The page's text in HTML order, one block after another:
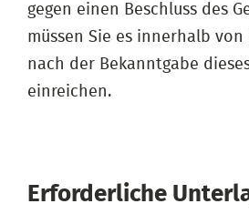
gegen einen Beschluss des
müssen Sie es innerhalb
nach der Bekanntgabe
einreichen.
Erforderliche